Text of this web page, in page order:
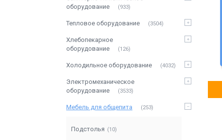
оборудование
933
Тепловое оборудование 3504
Хлебопекарное
оборудование
126
Холодильное оборудование 4032
Электромеханическое
оборудование
3533
Мебель для общепита 253
Подстолья 10